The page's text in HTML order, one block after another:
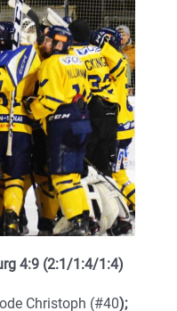
4:9 (2:1/1:4/1:4)
Christoph (#40);